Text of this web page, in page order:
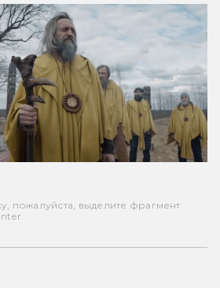
пожалуйста, выделите фрагмент